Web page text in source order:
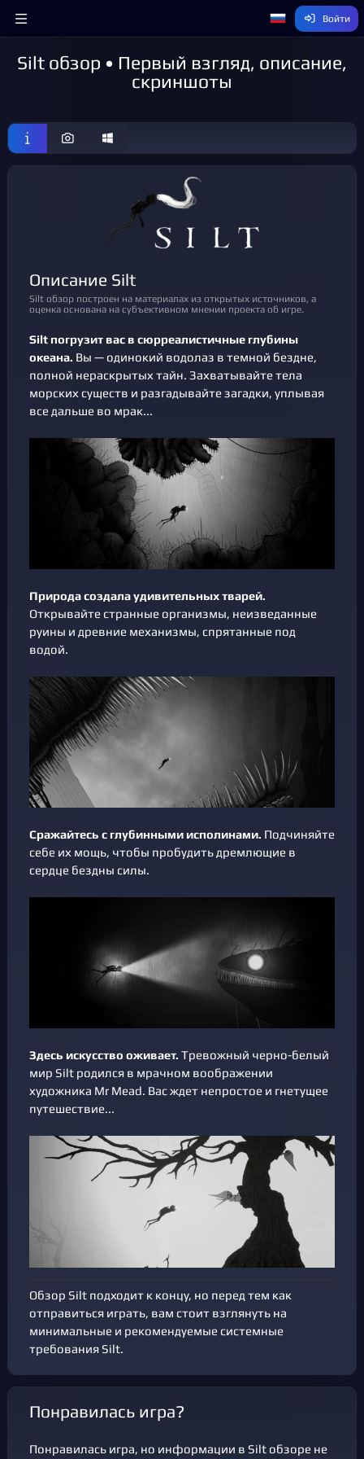
Войти
Silt обзор • Первый взгляд, описание,
скриншоты
Описание Silt
Silt обзор построен на материалах из открытых источников, а
оценка основана на субъективном мнении проекта об игре.
Silt погрузит вас в сюрреалистичные глубины
океана. Вы — одинокий водолаз в темной бездне,
полной нераскрытых тайн. Захватывайте тела
морских существ и разгадывайте загадки, уплывая
все дальше во мрак...
Природа создала удивительных тварей.
Открывайте странные организмы, неизведанные
руины и древние механизмы, спрятанные под
водой.
Сражайтесь с глубинными исполинами. Подчиняйте
себе их мощь, чтобы пробудить дремлющие в
сердце бездны силы.
Здесь искусство оживает. Тревожный черно-белый
мир Silt родился в мрачном воображении
художника Mr Mead. Вас ждет непростое и гнетущее
путешествие...
Обзор Silt подходит к концу, но перед тем как
отправиться играть, вам стоит взглянуть на
минимальные и рекомендуемые системные
требования Silt.
Понравилась игра?
Понравилась игра, но информации в Silt обзоре не